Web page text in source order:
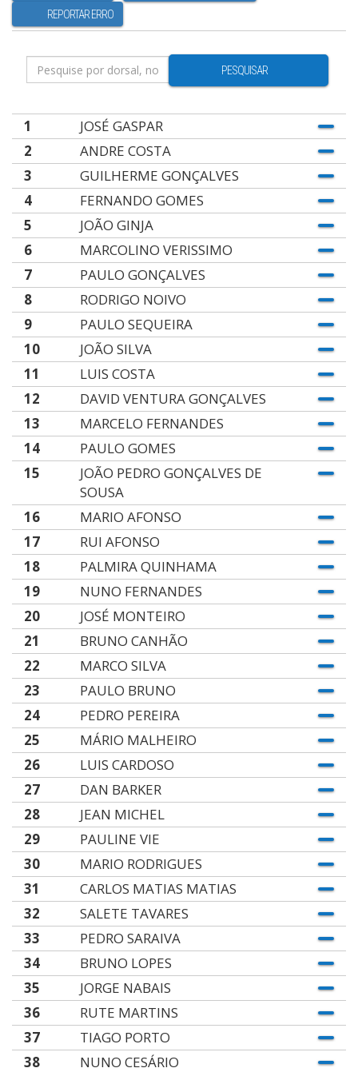
REPORTAR ERRO
PESQUISAR
1
JOSÉ GASPAR
2
ANDRE COSTA
3
GUILHERME GONÇALVES
4
FERNANDO GOMES
5
JOÃO GINJA
6
MARCOLINO VERISSIMO
7
PAULO GONÇALVES
8
RODRIGO NOIVO
9
PAULO SEQUEIRA
10
JOÃO SILVA
11
LUIS COSTA
12
DAVID VENTURA GONÇALVES
13
MARCELO FERNANDES
14
PAULO GOMES
15
JOÃO PEDRO GONÇALVES DE
SOUSA
16
MARIO AFONSO
17
RUI AFONSO
18
PALMIRA QUINHAMA
19
NUNO FERNANDES
20
JOSÉ MONTEIRO
21
BRUNO CANHÃO
22
MARCO SILVA
23
PAULO BRUNO
24
PEDRO PEREIRA
25
MÁRIO MALHEIRO
26
LUIS CARDOSO
27
DAN BARKER
28
JEAN MICHEL
29
PAULINE VIE
30
MARIO RODRIGUES
31
CARLOS MATIAS MATIAS
32
SALETE TAVARES
33
PEDRO SARAIVA
34
BRUNO LOPES
35
JORGE NABAIS
36
RUTE MARTINS
37
TIAGO PORTO
38
NUNO CESÁRIO